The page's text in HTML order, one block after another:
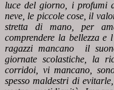
luce del giorno, i profumi
neve, le piccole cose, il
stretta di mano, per
comprendere la bellezza e
ragazzi mancano il
giornate scolastiche, la
corridoi, vi mancano,
spesso maldestri di